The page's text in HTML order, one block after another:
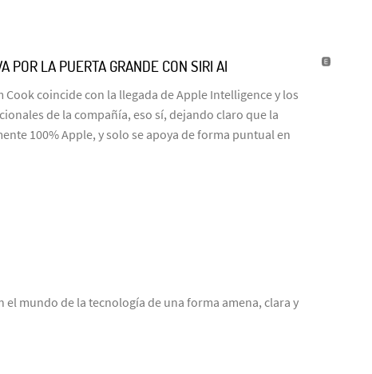
POR LA PUERTA GRANDE CON SIRI AI
Cook coincide con la llegada de Apple Intelligence y los
de la compañía, eso sí, dejando claro que la
100% Apple, y solo se apoya de forma puntual en
el mundo de la tecnología de una forma amena, clara y